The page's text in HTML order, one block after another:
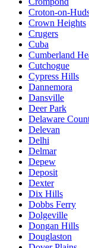
Croton-on-
Crown Heights
Crugers
Cuba
Cumberland
Cutchogue
Cypress Hills
Dannemora
Dansville
Deer Park
Delaware
Delevan
Delhi
Delmar
Depew
Deposit
Dexter
Dix Hills
Dobbs Ferry
Dolgeville
Dongan Hills
Douglaston